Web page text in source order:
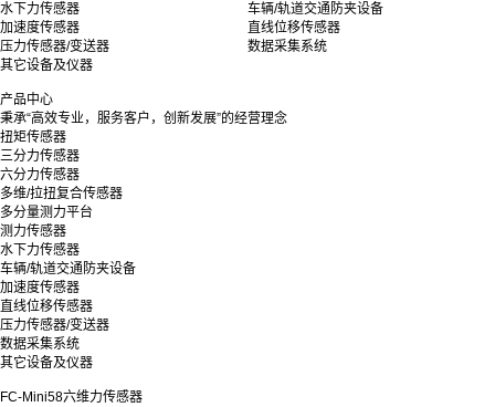
水下力传感器
车辆/轨道交通防夹设备
加速度传感器
直线位移传感器
压力传感器/变送器
数据采集系统
其它设备及仪器
产品中心
秉承“高效专业，服务客户，创新发展”的经营理念
扭矩传感器
三分力传感器
六分力传感器
多维/拉扭复合传感器
多分量测力平台
测力传感器
水下力传感器
车辆/轨道交通防夹设备
加速度传感器
直线位移传感器
压力传感器/变送器
数据采集系统
其它设备及仪器
FC-Mini58六维力传感器